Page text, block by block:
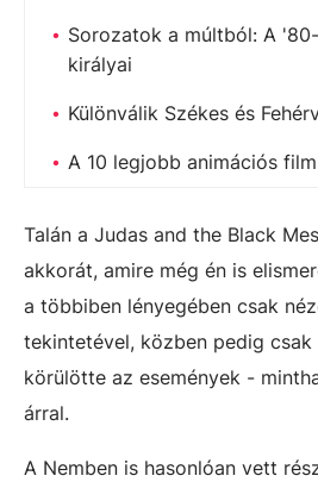
Sorozatok a múltból: A
királyai
Különválik Székes és
A 10 legjobb animációs film
Talán a Judas and the Black
akkorát, amire még én is
a többiben lényegében csak
tekintetével, közben pedig
körülötte az események -
árral.
A Nemben is hasonlóan vett